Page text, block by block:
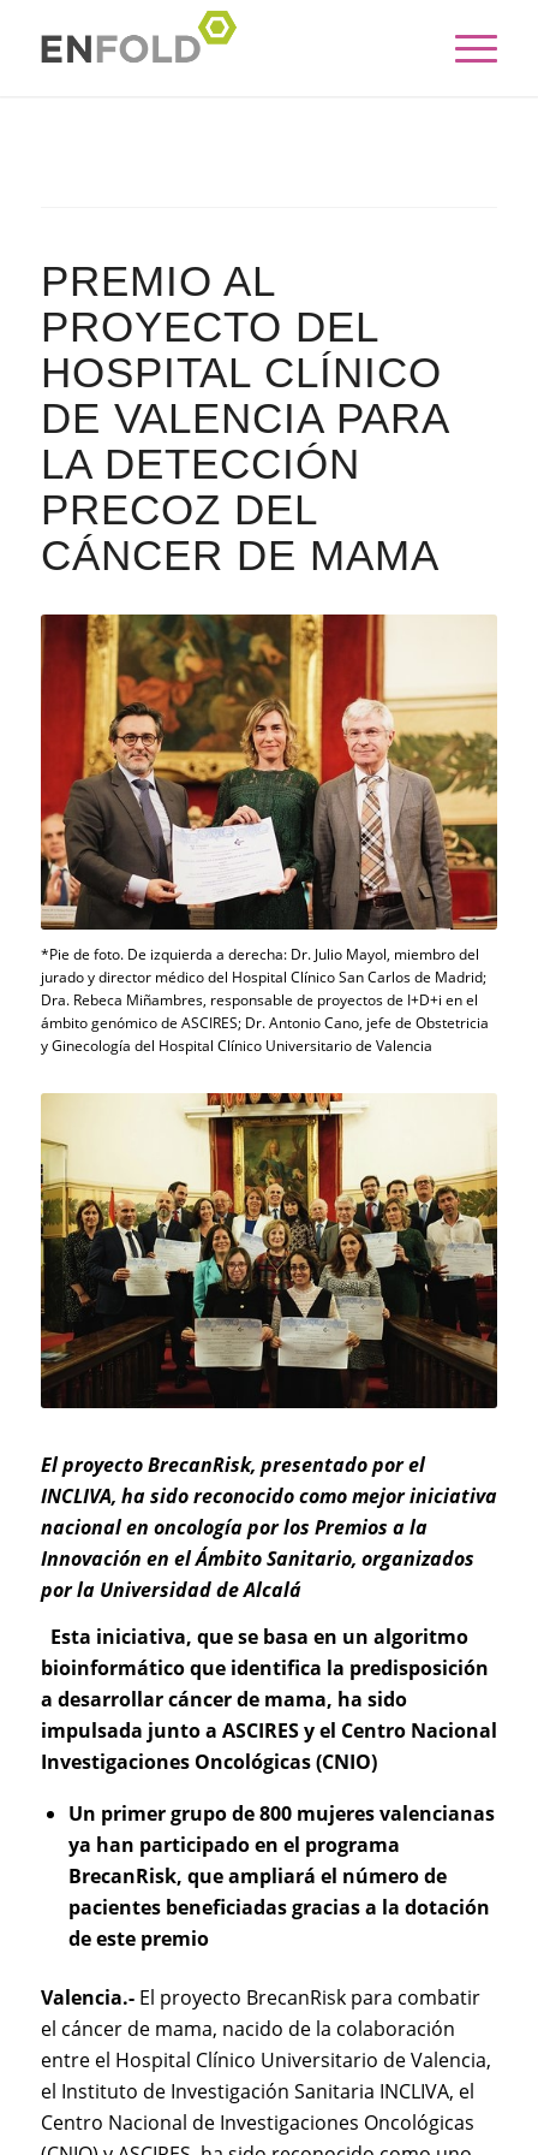
PREMIO AL
PROYECTO DEL
HOSPITAL CLÍNICO
DE VALENCIA PARA
LA DETECCIÓN
PRECOZ DEL
CÁNCER DE MAMA
*Pie de foto. De izquierda a derecha: Dr. Julio Mayol, miembro del
jurado y director médico del Hospital Clínico San Carlos de Madrid;
Dra. Rebeca Miñambres, responsable de proyectos de I+D+i en el
ámbito genómico de ASCIRES; Dr. Antonio Cano, jefe de Obstetricia
y Ginecología del Hospital Clínico Universitario de Valencia
El proyecto BrecanRisk, presentado por el
INCLIVA, ha sido reconocido como mejor iniciativa
nacional en oncología por los Premios a la
Innovación en el Ámbito Sanitario, organizados
por la Universidad de Alcalá
Esta iniciativa, que se basa en un algoritmo
bioinformático que identifica la predisposición
a desarrollar cáncer de mama, ha sido
impulsada junto a ASCIRES y el Centro Nacional
Investigaciones Oncológicas (CNIO)
Un primer grupo de 800 mujeres valencianas
ya han participado en el programa
BrecanRisk, que ampliará el número de
pacientes beneficiadas gracias a la dotación
de este premio
Valencia.-El proyecto BrecanRisk para combatir
el cáncer de mama, nacido de la colaboración
entre el Hospital Clínico Universitario de Valencia,
el Instituto de Investigación Sanitaria INCLIVA, el
Centro Nacional de Investigaciones Oncológicas